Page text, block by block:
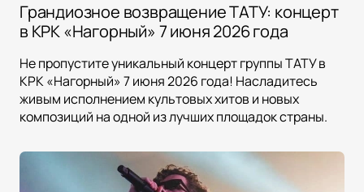
Грандиозное возвращение ТАТУ: концерт
в КРК «Нагорный» 7 июня 2026 года
Не пропустите уникальный концерт группы ТАТУ в
КРК «Нагорный» 7 июня 2026 года! Насладитесь
живым исполнением культовых хитов и новых
композиций на одной из лучших площадок страны.